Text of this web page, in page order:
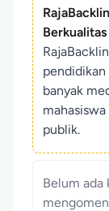
banyak
publik.
Belum ada